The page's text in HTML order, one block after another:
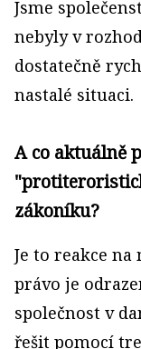
Jsme
nebyly v
dostatečně
nastalé situaci.
A co aktuálně
zákoníku?
Je to reakce
právo je
společnost v
řešit pomocí